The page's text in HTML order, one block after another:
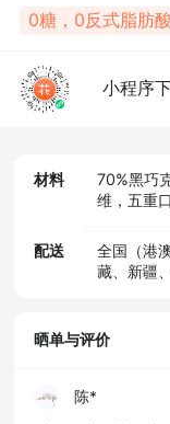
0糖，0反式脂肪酸
小程序
材料
70%黑巧
维，五重
配送
全国（港
藏、新疆
晒单与评价
陈*